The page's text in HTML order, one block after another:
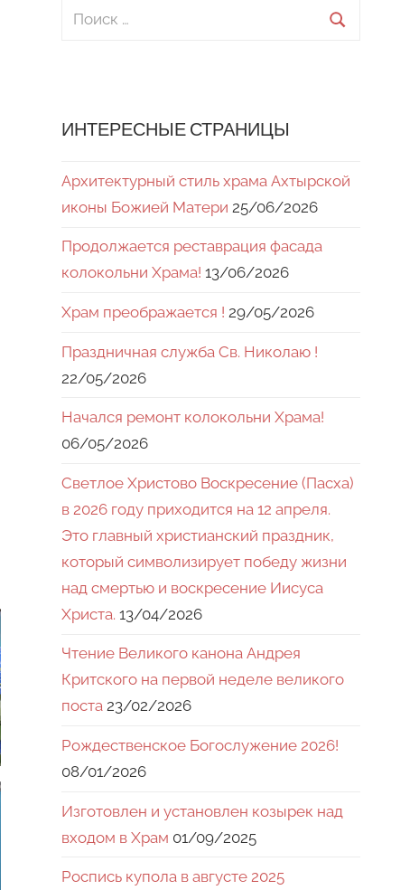
Поиск
ИНТЕРЕСНЫЕ СТРАНИЦЫ
Архитектурный стиль храма Ахтырской
иконы Божией Матери 25/06/2026
Продолжается реставрация фасада
колокольни Храма! 13/06/2026
Храм преображается ! 29/05/2026
Праздничная служба Св. Николаю !
22/05/2026
Начался ремонт колокольни Храма!
06/05/2026
Светлое Христово Воскресение (Пасха)
в 2026 году приходится на 12 апреля.
Это главный христианский праздник,
который символизирует победу жизни
над смертью и воскресение Иисуса
Христа. 13/04/2026
Чтение Великого канона Андрея
Критского на первой неделе великого
поста 23/02/2026
Рождественское Богослужение 2026!
08/01/2026
Изготовлен и установлен козырек над
входом в Храм 01/09/2025
Роспись купола в августе 2025